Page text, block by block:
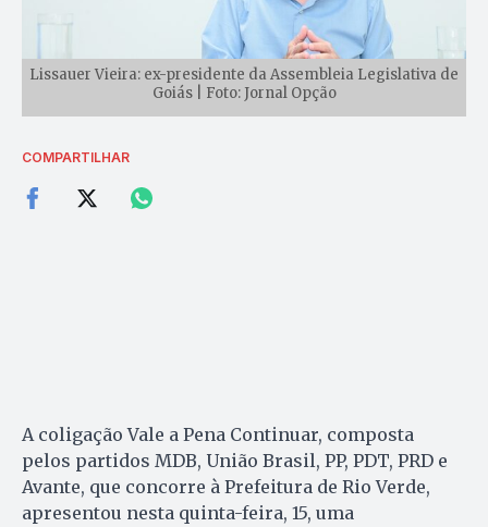
Lissauer Vieira: ex-presidente da Assembleia Legislativa de
Goiás | Foto: Jornal Opção
COMPARTILHAR
A coligação Vale a Pena Continuar, composta
pelos partidos MDB, União Brasil, PP, PDT, PRD e
Avante, que concorre à Prefeitura de Rio Verde,
apresentou nesta quinta-feira, 15, uma